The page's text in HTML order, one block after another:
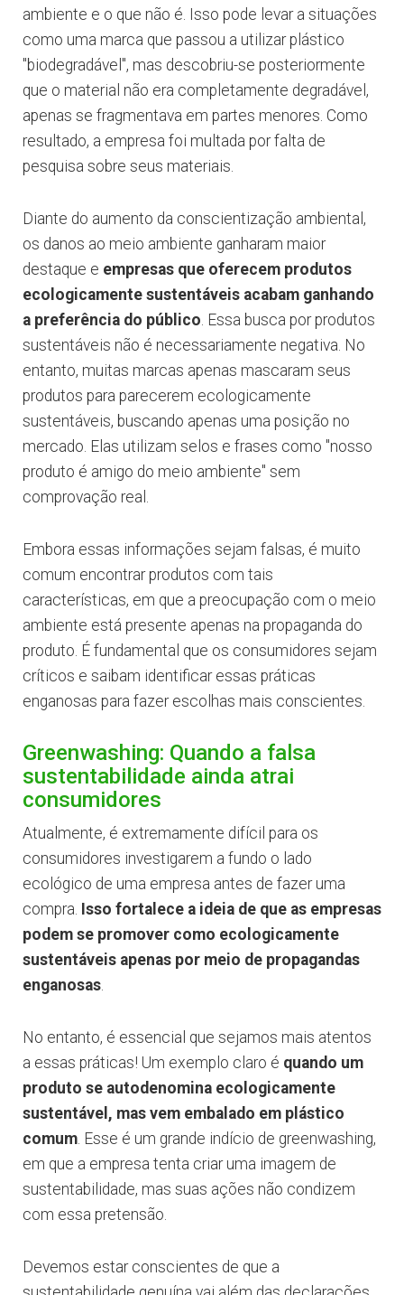
ambiente e o que não é. Isso pode levar a situações
como uma marca que passou a utilizar plástico
"biodegradável", mas descobriu-se posteriormente
que o material não era completamente degradável,
apenas se fragmentava em partes menores. Como
resultado, a empresa foi multada por falta de
pesquisa sobre seus materiais.
Diante do aumento da conscientização ambiental,
os danos ao meio ambiente ganharam maior
destaque e empresas que oferecem produtos
ecologicamente sustentáveis acabam ganhando
a preferência do público. Essa busca por produtos
sustentáveis não é necessariamente negativa. No
entanto, muitas marcas apenas mascaram seus
produtos para parecerem ecologicamente
sustentáveis, buscando apenas uma posição no
mercado. Elas utilizam selos e frases como "nosso
produto é amigo do meio ambiente" sem
comprovação real.
Embora essas informações sejam falsas, é muito
comum encontrar produtos com tais
características, em que a preocupação com o meio
ambiente está presente apenas na propaganda do
produto. É fundamental que os consumidores sejam
críticos e saibam identificar essas práticas
enganosas para fazer escolhas mais conscientes.
Greenwashing: Quando a falsa
sustentabilidade ainda atrai
consumidores
Atualmente, é extremamente difícil para os
consumidores investigarem a fundo o lado
ecológico de uma empresa antes de fazer uma
compra. Isso fortalece a ideia de que as empresas
podem se promover como ecologicamente
sustentáveis apenas por meio de propagandas
enganosas.
No entanto, é essencial que sejamos mais atentos
a essas práticas! Um exemplo claro é quando um
produto se autodenomina ecologicamente
sustentável, mas vem embalado em plástico
comum. Esse é um grande indício de greenwashing,
em que a empresa tenta criar uma imagem de
sustentabilidade, mas suas ações não condizem
com essa pretensão.
Devemos estar conscientes de que a